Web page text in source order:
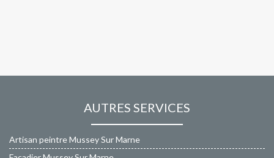
AUTRES SERVICES
Artisan peintre Mussey Sur Marne